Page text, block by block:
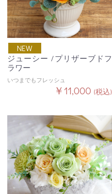
NEW
ジューシー /プリザーブドフ
ラワー
いつまでもフレッシュ
￥11,000 (税込)